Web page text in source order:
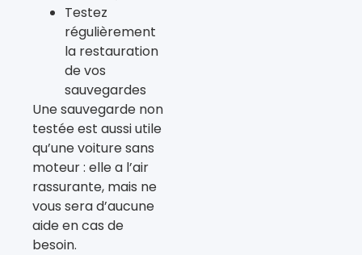
Testez
régulièrement
la restauration
de vos
sauvegardes
Une sauvegarde non
testée est aussi utile
qu’une voiture sans
moteur : elle a l’air
rassurante, mais ne
vous sera d’aucune
aide en cas de
besoin.